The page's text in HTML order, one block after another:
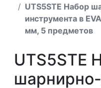
UTS5STE Набор
инструмента в
мм, 5 предметов
UTS5STE